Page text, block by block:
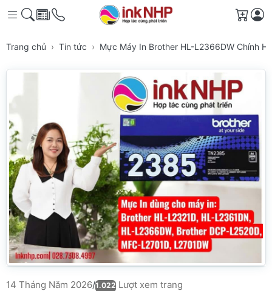
Giỏ
Trang chủ Tin tức Mực Máy In Brother HL-L2366DW Chính
14 Tháng Năm 2026/1.022 Lượt xem trang